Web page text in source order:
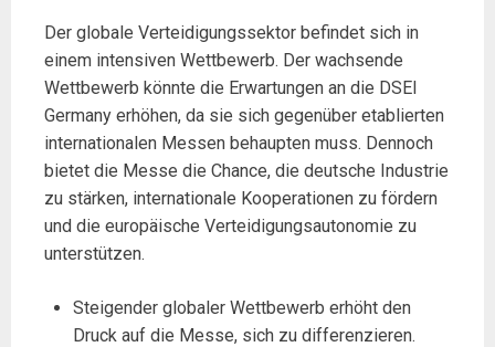
Der globale Verteidigungssektor befindet sich in
einem intensiven Wettbewerb. Der wachsende
Wettbewerb könnte die Erwartungen an die DSEI
Germany erhöhen, da sie sich gegenüber etablierten
internationalen Messen behaupten muss. Dennoch
bietet die Messe die Chance, die deutsche Industrie
zu stärken, internationale Kooperationen zu fördern
und die europäische Verteidigungsautonomie zu
unterstützen.
Steigender globaler Wettbewerb erhöht den
Druck auf die Messe, sich zu differenzieren.